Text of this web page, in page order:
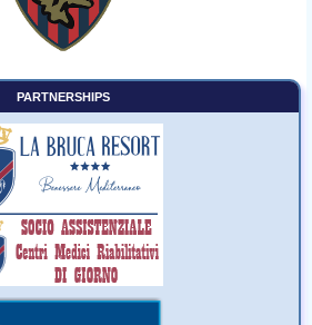
PARTNERSHIPS